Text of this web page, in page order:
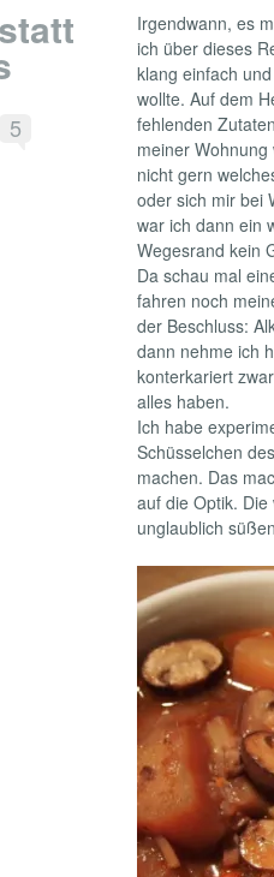
5
Irgendwann, es
ich über dieses
klang einfach
wollte. Auf dem
fehlenden
meiner
nicht gern
oder sich mir bei
war ich dann ein
Wegesrand kein
Da schau mal
fahren noch
der Beschluss:
dann nehme ich
konterkariert
alles haben.
Ich habe
Schüsselchen
machen. Das
auf die Optik.
unglaublich